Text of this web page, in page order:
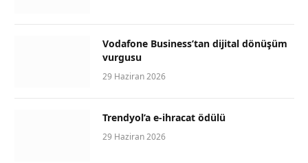
Vodafone Business’tan dijital dönüşüm
vurgusu
29 Haziran 2026
Trendyol’a e-ihracat ödülü
29 Haziran 2026